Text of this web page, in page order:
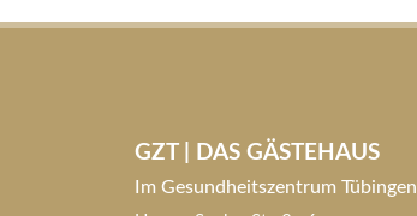
GZT | DAS GÄSTEHAUS
Im Gesundheitszentrum Tübingen